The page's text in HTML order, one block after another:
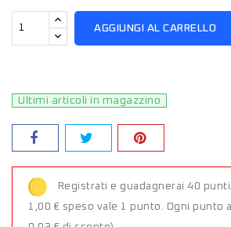
AGGIUNGI AL CARRELLO
Ultimi articoli in magazzino
Registrati e guadagnerai 40
1,00 € speso vale 1 punto. Ogni punto